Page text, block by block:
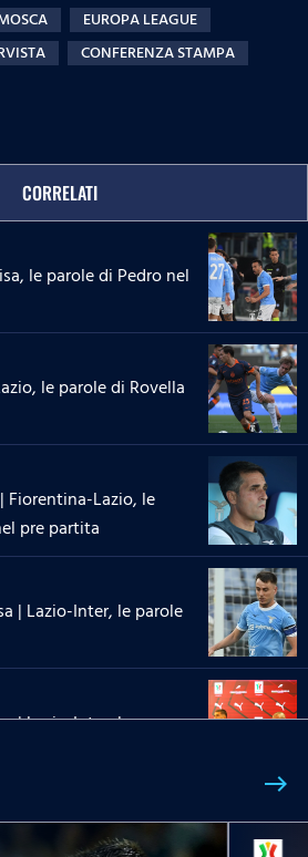
EUROPA LEAGUE
CONFERENZA STAMPA
CORRELATI
le parole di Pedro nel
le parole di Rovella
Fiorentina-Lazio, le
pre partita
| Lazio-Inter, le parole
| Lazio-Inter, la
le parole di Dele-
east